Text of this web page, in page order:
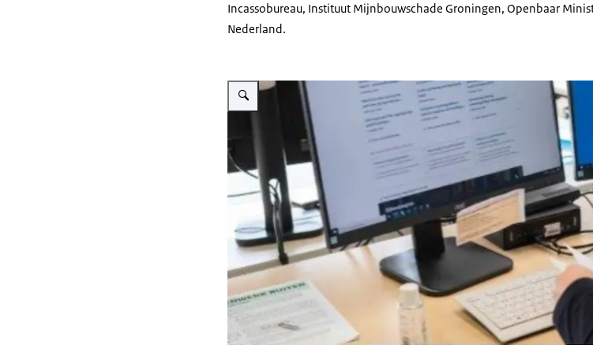
Incassobureau, Instituut Mijnbouwschade Groningen, Openbaar
Nederland.
Vergroot afbeelding Beeld van een werkplek met monitor met daarbij de tekst